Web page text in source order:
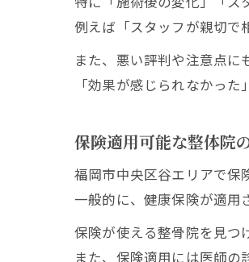
例えば「スタッフが親切で
また、悪い評判や注意点に
「効果が感じられなかっ
保険適用可能な整体院
福岡市中央区谷エリアで保
一般的に、健康保険が適用
保険が使える整骨院を見つ
また、保険適用には医師の